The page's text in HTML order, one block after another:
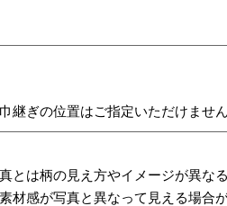
継ぎの位置はご指定いただけません
は柄の見え方やイメージが異な
感が写真と異なって見える場合が